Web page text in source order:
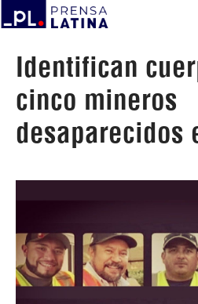
Identifican
cinco mineros
desaparecidos